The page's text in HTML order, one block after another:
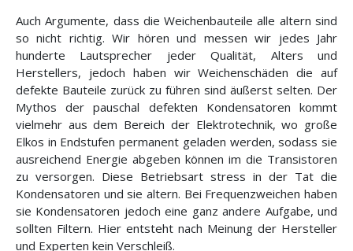
Auch Argumente, dass die Weichenbauteile alle altern sind
so nicht richtig. Wir hören und messen wir jedes Jahr
hunderte Lautsprecher jeder Qualität, Alters und
Herstellers, jedoch haben wir Weichenschäden die auf
defekte Bauteile zurück zu führen sind äußerst selten. Der
Mythos der pauschal defekten Kondensatoren kommt
vielmehr aus dem Bereich der Elektrotechnik, wo große
Elkos in Endstufen permanent geladen werden, sodass sie
ausreichend Energie abgeben können im die Transistoren
zu versorgen. Diese Betriebsart stress in der Tat die
Kondensatoren und sie altern. Bei Frequenzweichen haben
sie Kondensatoren jedoch eine ganz andere Aufgabe, und
sollten Filtern. Hier entsteht nach Meinung der Hersteller
und Experten kein Verschleiß.